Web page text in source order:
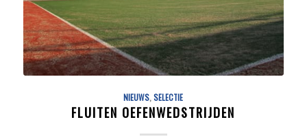
NIEUWS,SELECTIE
FLUITEN OEFENWEDSTRIJDEN